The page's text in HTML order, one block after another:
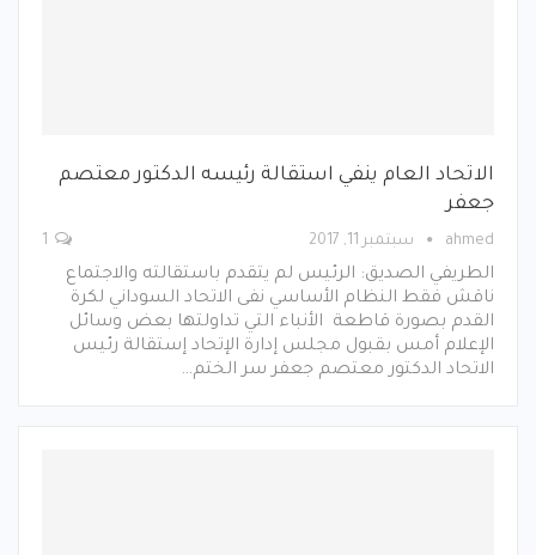
الاتحاد العام ينفي استقالة رئيسه الدكتور معتصم
جعفر
ahmed سبتمبر 11, 2017
الطريفي الصديق: الرئيس لم يتقدم باستقالته والاجتماع
ناقش فقط النظام الأساسي نفى الاتحاد السوداني لكرة
القدم بصورة قاطعة الأنباء التي تداولتها بعض وسائل
الإعلام أمس بقبول مجلس إدارة الإتحاد إستقالة رئيس
الاتحاد الدكتور معتصم جعفر سر الختم…